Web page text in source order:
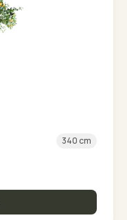
340 cm